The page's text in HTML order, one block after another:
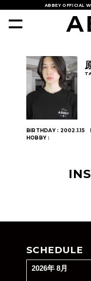
ABBEY OFFICIAL
BIRTHDAY : 2002.1.15
HOBBY :
SCHEDULE
2026年 8月